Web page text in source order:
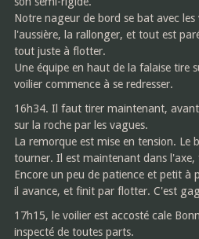
Notre nageur de bord se bat avec
l'aussière, la rallonger, et tout est
tout juste à flotter.
Une équipe en haut de la falaise tire
voilier commence à se redresser.
16h34. Il faut tirer maintenant,
sur la roche par les vagues.
La remorque est mise en tension. Le
tourner. Il est maintenant dans l'axe,
Encore un peu de patience et petit à
il avance, et finit par flotter. C'est
17h15, le voilier est accosté cale
inspecté de toutes parts.